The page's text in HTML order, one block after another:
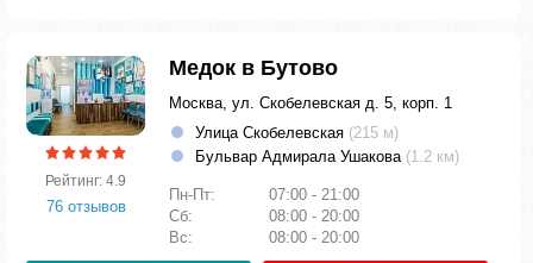
Рейтинг: 4.9
76 отзывов
Медок в Бутово
Москва, ул. Скобелевская д. 5, корп. 1
Улица Скобелевская (215 м)
Бульвар Адмирала Ушакова (1.2 км)
Пн-Пт:
07:00 - 21:00
Сб:
08:00 - 20:00
Вс:
08:00 - 20:00